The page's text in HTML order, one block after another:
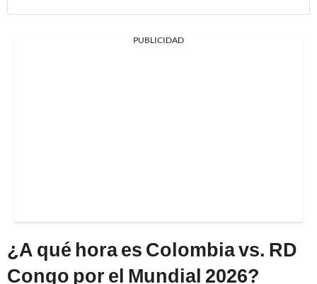
PUBLICIDAD
¿A qué hora es Colombia vs. RD
Congo por el Mundial 2026?